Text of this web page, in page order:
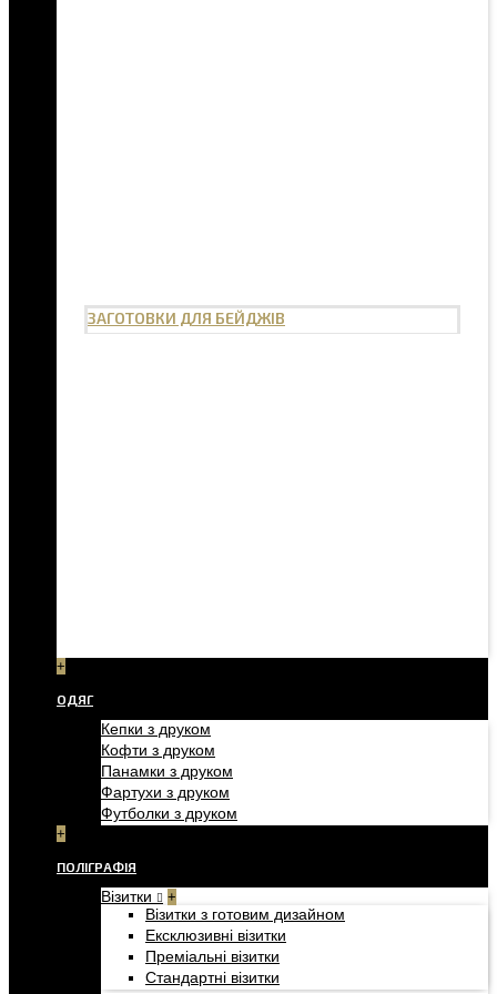
ЗАГОТОВКИ ДЛЯ БЕЙДЖІВ
+
ОДЯГ
Кепки з друком
Кофти з друком
Панамки з друком
Фартухи з друком
Футболки з друком
+
ПОЛІГРАФІЯ
Візитки +
Візитки з готовим дизайном
Ексклюзивні візитки
Преміальні візитки
Стандартні візитки